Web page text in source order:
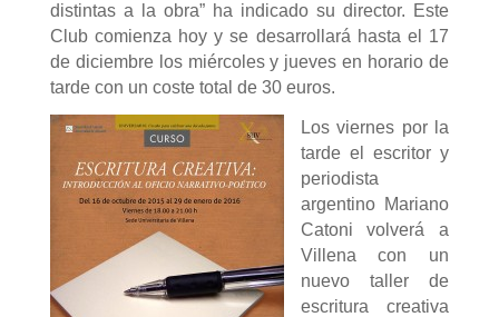
distintas a la obra” ha indicado su director. Este
Club comienza hoy y se desarrollará hasta el 17
de diciembre los miércoles y jueves en horario de
tarde con un coste total de 30 euros.
Los viernes por la
tarde el escritor y
periodista
argentino Mariano
Catoni volverá a
Villena con un
nuevo taller de
escritura creativa